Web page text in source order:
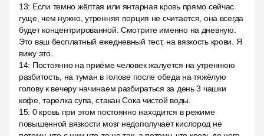
13: Если темно жёлтая или янтарная кровь прямо сейчас
гуще, чем нужно, утренняя порция не считается, она всегда
будет концентрированной. Смотрите именно на дневную.
Это ваш бесплатный ежедневный тест, на вязкость крови. Я
вижу это.
14: Постоянно на приёме человек жалуется на утреннюю
разбитость, на туман в голове после обеда на тяжёлую
голову к вечеру начинаем разбираться за день 3 чашки
кофе, тарелка супа, стакан Сока чистой воды.
15: 0 кровь при этом постоянно находится в режиме
повышенной вязкости мозг недополучает кислород не